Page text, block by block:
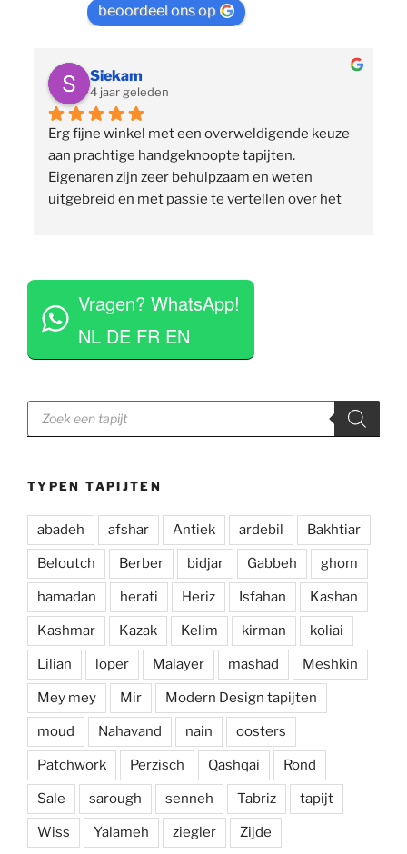
beoordeel ons op
Siekam
4 jaar geleden
Erg fijne winkel met een overweldigende keuze
aan prachtige handgeknoopte tapijten.
Eigenaren zijn zeer behulpzaam en weten
uitgebreid en met passie te vertellen over het
tapijten voor je uit te rollen. Tegelijkertijd niet
opdringerig en geven je rustig de tijd om je
eigen keuze te maken. Tevens erg competitieve
prijzen. Al met al een zeer positieve ervaring en
Vragen? WhatsApp!
NL DE FR EN
Producten
zoeken
TYPEN TAPIJTEN
abadeh afshar Antiek ardebil Bakhtiar
Beloutch Berber bidjar Gabbeh ghom
hamadan herati Heriz Isfahan Kashan
Kashmar Kazak Kelim kirman koliai
Lilian loper Malayer mashad Meshkin
Mey mey Mir Modern Design tapijten
moud Nahavand nain oosters
Patchwork Perzisch Qashqai Rond
Sale sarough senneh Tabriz tapijt
Wiss Yalameh ziegler Zijde